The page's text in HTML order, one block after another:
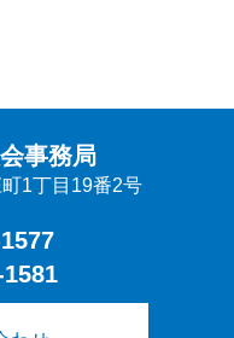
事務局
1丁目19番2号